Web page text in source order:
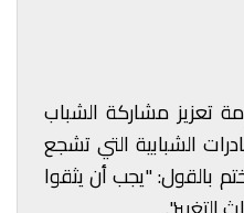
تعزيز مشاركة الشباب
الشبابية التي تشجع
بالقول: "يجب أن يثقوا